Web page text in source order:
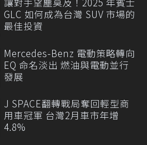
GLC 如何成為台灣 SUV 市場的
最佳投資
Mercedes-Benz 電動策略轉向
EQ 命名淡出 燃油與電動並行
發展
J SPACE翻轉戰局奪回輕型商
用車冠軍 台灣2月車市年增
4.8%